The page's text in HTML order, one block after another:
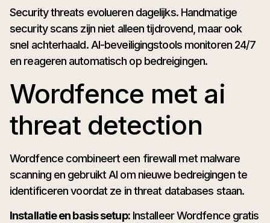
Security threats evolueren dagelijks. Handmatige
security scans zijn niet alleen tijdrovend, maar ook
snel achterhaald. AI-beveiligingstools monitoren 24/7
en reageren automatisch op bedreigingen.
Wordfence met ai
threat detection
Wordfence combineert een firewall met malware
scanning en gebruikt AI om nieuwe bedreigingen te
identificeren voordat ze in threat databases staan.
Installatie en basis setup:Installeer Wordfence gratis